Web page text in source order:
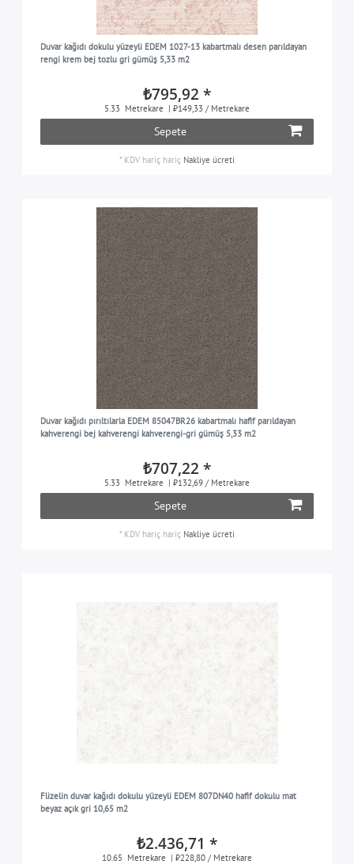
Duvar kağıdı dokulu yüzeyli EDEM 1027-13 kabartmalı desen parıldayan
rengi krem bej tozlu gri gümüş 5,33 m2
₺795,92 *
5.33 Metrekare | ₺149,33 / Metrekare
Sepete
* KDV hariç hariç Nakliye ücreti
Duvar kağıdı pırıltılarla EDEM 85047BR26 kabartmalı hafif parıldayan
kahverengi bej kahverengi kahverengi-gri gümüş 5,33 m2
₺707,22 *
5.33 Metrekare | ₺132,69 / Metrekare
Sepete
* KDV hariç hariç Nakliye ücreti
Flizelin duvar kağıdı dokulu yüzeyli EDEM 807DN40 hafif dokulu mat
beyaz açık gri 10,65 m2
₺2.436,71 *
10.65 Metrekare | ₺228,80 / Metrekare